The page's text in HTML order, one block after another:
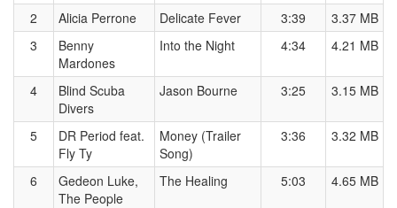
2 Alicia Perrone Delicate Fever 3:39
3.37 MB
3
Benny
Mardones
Into the Night 4:34 4.21 MB
4
Blind Scuba
Divers
Jason Bourne 3:25 3.15 MB
5
DR Period feat.
Fly Ty
Money (Trailer
Song)
3:36 3.32 MB
6
Gedeon Luke,
The People
The Healing 5:03 4.65 MB